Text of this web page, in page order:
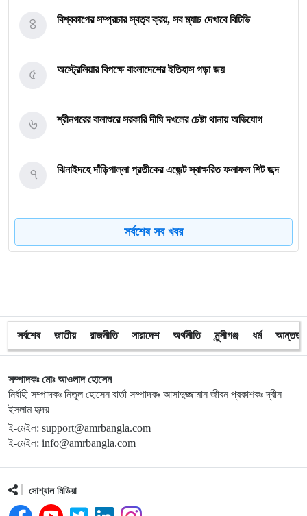
বিশ্বকাপের সম্প্রচার স্বত্ব ক্রয়, সব ম্যাচ দেখাবে বিটিভি
৪
অস্ট্রেলিয়ার বিপক্ষে বাংলাদেশের ইতিহাস গড়া জয়
৫
শ্রীনগরের বালাশুরে সরকারি দীঘি দখলের চেষ্টা থানায় অভিযোগ
৬
ঝিনাইদহে দাঁড়িপাল্লা প্রতীকের এজেন্ট স্বাক্ষরিত ফলাফল শিট জব্দ
৭
ত্রয়োদশ জাতীয় নির্বাচন, শান্তিপূর্ণ ও নিরপেক্ষ হোক
৮
অবরুদ্ধ জামায়াত নেতাকে উদ্ধার করলেন এনসিপি নেত্রী ডা. মিতু
১০
ভোটকেন্দ্রের সামনে বস্তাভর্তি টাকাসহ স্বেচ্ছাসেবকদল নেতা আটক
১১
গোপালগঞ্জে ডিসির বাসভবনের সামনে ককটেল বিস্ফোরণ
১২
নয় : ভিপি নূর
সর্বশেষ সব খবর
সর্বশেষ জাতীয় রাজনীতি সারাদেশ অর্থনীতি মুন্সীগঞ্জ ধর্ম
সম্পাদকঃ মোঃ আওলাদ হোসেন
নির্বাহী সম্পাদকঃ নিতুল হোসেন বার্তা সম্পাদকঃ আসাদুজ্জামান জীবন প্রকাশকঃ দ্বীন
ইসলাম হৃদয়
ই-মেইল: support@amrbangla.com
ই-মেইল: info@amrbangla.com
সোশ্যাল মিডিয়া